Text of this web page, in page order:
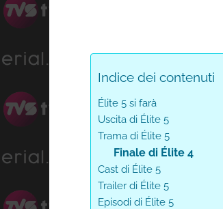
Indice dei contenuti
Élite 5 si farà
Uscita di Élite 5
Trama di Élite 5
Finale di Élite 4
Cast di Élite 5
Trailer di Élite 5
Episodi di Élite 5